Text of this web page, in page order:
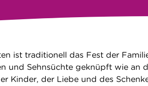
ist traditionell das Fest der
und Sehnsüchte geknüpft wie an
Kinder, der Liebe und des